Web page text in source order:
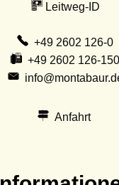
Leitweg-ID
+49 2602 126-0
+49 2602 126-150
Anfahrt